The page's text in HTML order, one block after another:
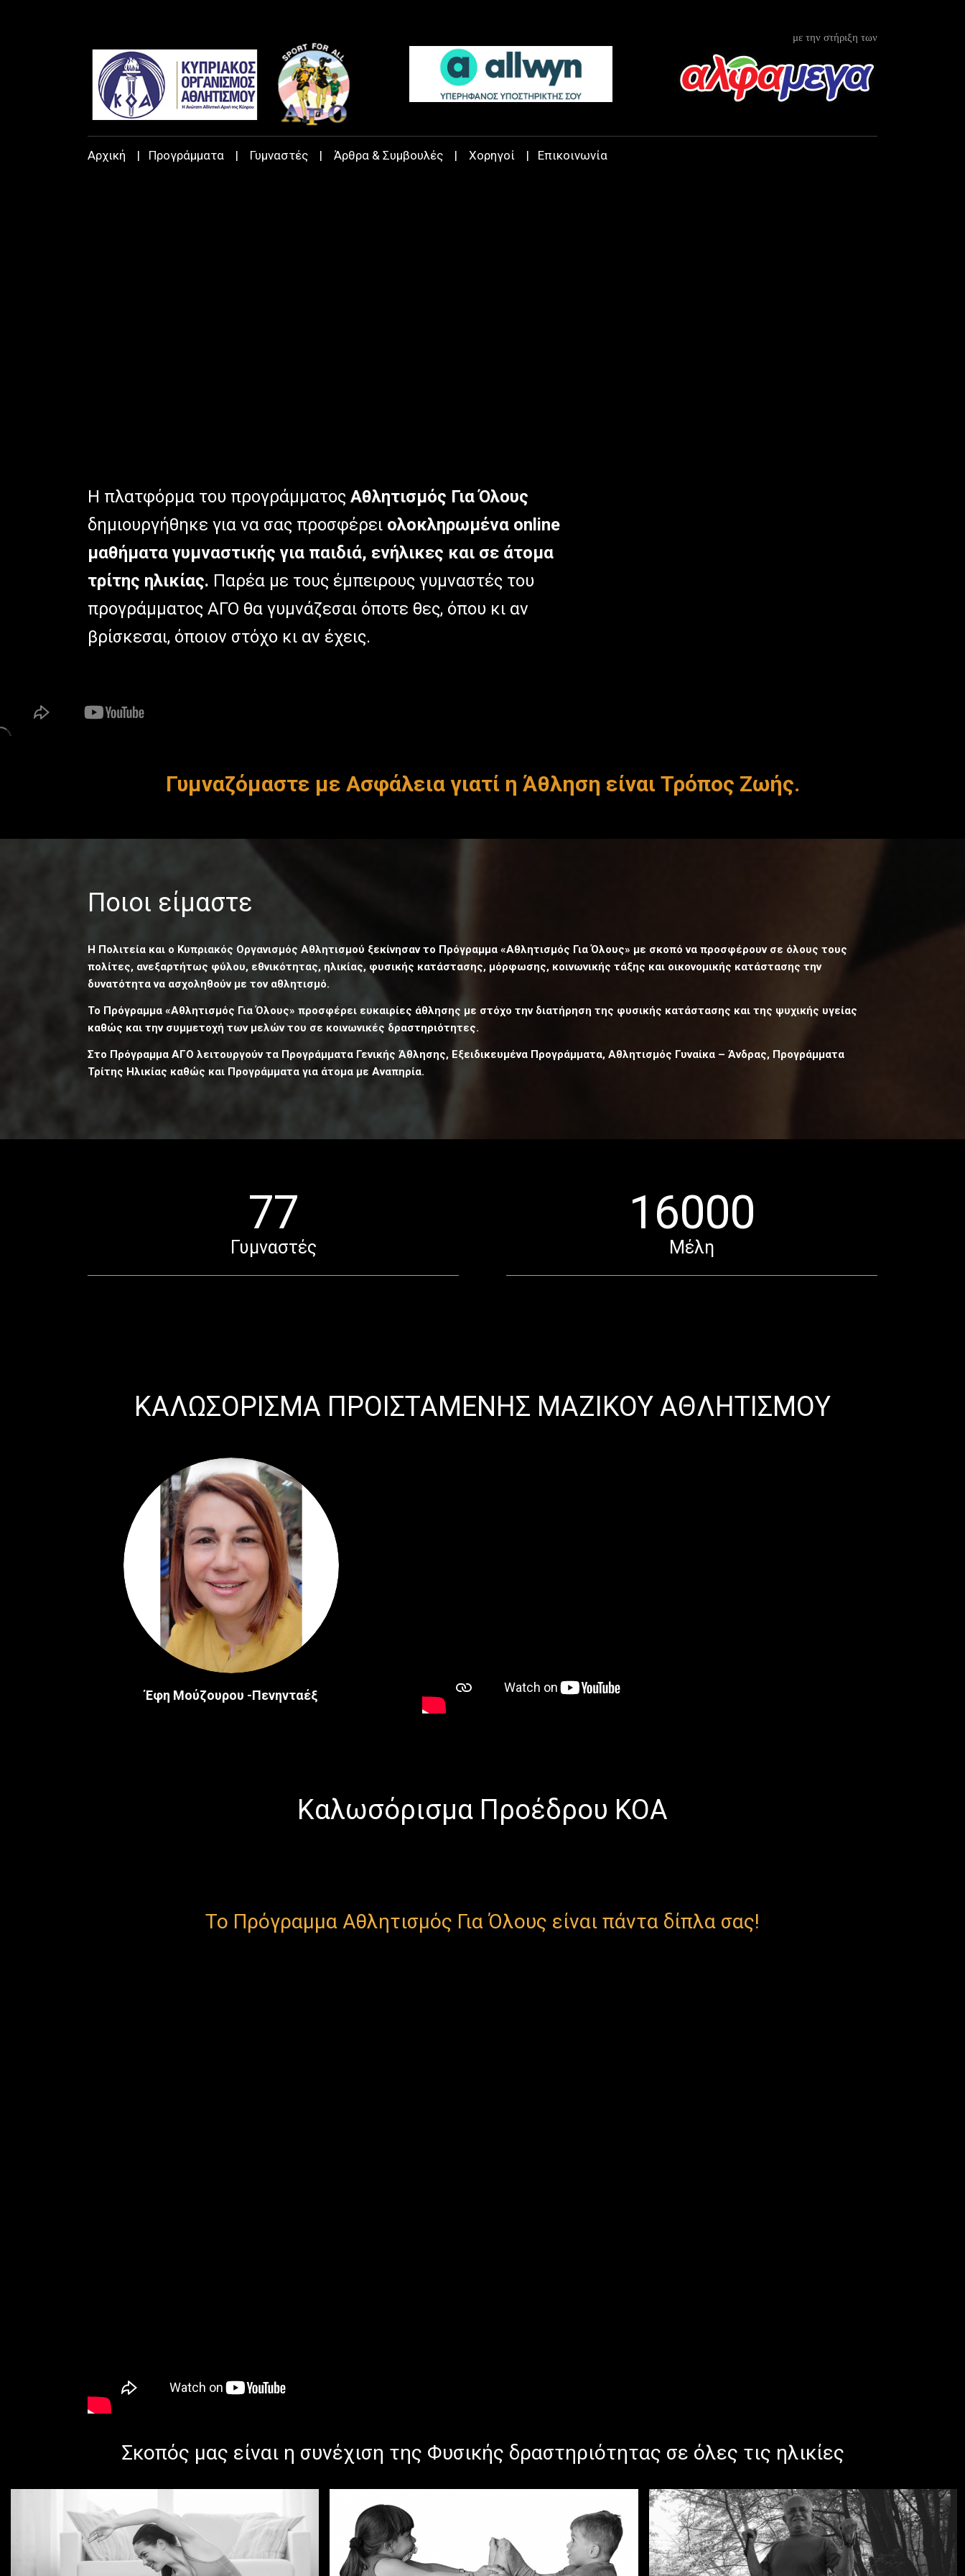
με την στήριξη των
Αρχική | Προγράμματα | Γυμναστές | Άρθρα & Συμβουλές | Χορηγοί | Επικοινωνία
Η πλατφόρμα του προγράμματος Αθλητισμός Για Όλους
δημιουργήθηκε για να σας προσφέρει ολοκληρωμένα online
μαθήματα γυμναστικής για παιδιά, ενήλικες και σε άτομα
τρίτης ηλικίας. Παρέα με τους έμπειρους γυμναστές του
προγράμματος ΑΓΟ θα γυμνάζεσαι όποτε θες, όπου κι αν
βρίσκεσαι, όποιον στόχο κι αν έχεις.
Γυμναζόμαστε με Ασφάλεια γιατί η Άθληση είναι Τρόπος Ζωής.
Ποιοι είμαστε
Η Πολιτεία και ο Κυπριακός Οργανισμός Αθλητισμού ξεκίνησαν το Πρόγραμμα «Αθλητισμός Για Όλους» με σκοπό να προσφέρουν σε όλους τους
πολίτες, ανεξαρτήτως φύλου, εθνικότητας, ηλικίας, φυσικής κατάστασης, μόρφωσης, κοινωνικής τάξης και οικονομικής κατάστασης την
δυνατότητα να ασχοληθούν με τον αθλητισμό.
Το Πρόγραμμα «Αθλητισμός Για Όλους» προσφέρει ευκαιρίες άθλησης με στόχο την διατήρηση της φυσικής κατάστασης και της ψυχικής υγείας
καθώς και την συμμετοχή των μελών του σε κοινωνικές δραστηριότητες.
Στο Πρόγραμμα ΑΓΟ λειτουργούν τα Προγράμματα Γενικής Άθλησης, Εξειδικευμένα Προγράμματα, Αθλητισμός Γυναίκα – Άνδρας, Προγράμματα
Τρίτης Ηλικίας καθώς και Προγράμματα για άτομα με Αναπηρία.
77
Γυμναστές
16000
Μέλη
ΚΑΛΩΣΟΡΙΣΜΑ ΠΡΟΙΣΤΑΜΕΝΗΣ ΜΑΖΙΚΟΥ ΑΘΛΗΤΙΣΜΟΥ
Έφη Μούζουρου -Πενηνταέξ
Καλωσόρισμα Προέδρου ΚΟΑ
Το Πρόγραμμα Αθλητισμός Για Όλους είναι πάντα δίπλα σας!
Σκοπός μας είναι η συνέχιση της Φυσικής δραστηριότητας σε όλες τις ηλικίες